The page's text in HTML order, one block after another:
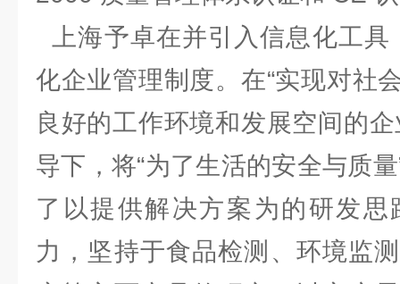
上海予卓在并引入信息化工具
化企业管理制度。在“实现对社
良好的工作环境和发展空间的
导下，将“为了生活的安全与质
了以提供解决方案为的研发
力，坚持于食品检测、环境监